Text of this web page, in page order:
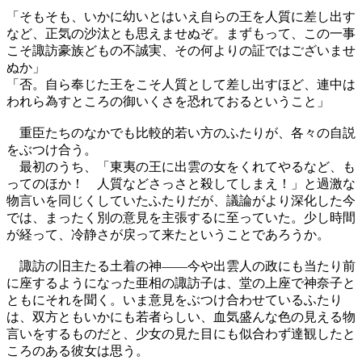
「そもそも、いかに幼いとはいえ自らの王を人質に差し出す
など、正気の沙汰とも思えませぬぞ。まずもって、この一事
こそ諏訪豪族どもの不誠実、その何よりの証ではございませ
ぬか」
「否。自ら奉じた王をこそ人質として差し出すほど、連中は
われら為すところの御いくさを恐れておるということ」
重臣たちのなかでも比較的若い方のふたりが、各々の自説
をぶつけ合う。
最初のうち、「東夷の王に出雲の女をくれてやるなど、も
ってのほか！ 人質などさっさと殺してしまえ！」と過激な
物言いを同じくしていたふたりだが、議論がより深化した今
では、まったく別の意見を主張するに至っていた。少し時間
が経って、冷静さが戻って来たということであろうか。
諏訪の旧主たる土着の神――今や出雲人の政にも当たり前
に座するようになった亜相の諏訪子は、堂の上座で神奈子と
ともにそれを聞く。いま意見をぶつけ合わせているふたり
は、双方ともいかにも若者らしい、血気盛んな色の見える物
言いをするものだと、少女の見た目にも似合わず達観したと
ころのある彼女は思う。